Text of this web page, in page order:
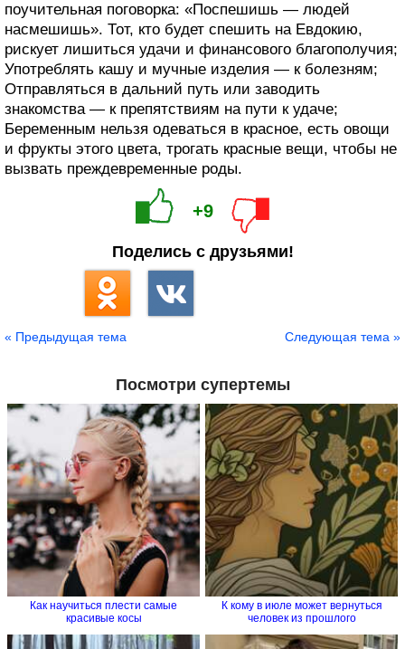
поучительная поговорка: «Поспешишь — людей
насмешишь». Тот, кто будет спешить на Евдокию,
рискует лишиться удачи и финансового благополучия;
Употреблять кашу и мучные изделия — к болезням;
Отправляться в дальний путь или заводить
знакомства — к препятствиям на пути к удаче;
Беременным нельзя одеваться в красное, есть овощи
и фрукты этого цвета, трогать красные вещи, чтобы не
вызвать преждевременные роды.
+9
Поделись с друзьями!
« Предыдущая тема Следующая тема »
Посмотри супертемы
Как научиться плести самые
красивые косы
К кому в июле может вернуться
человек из прошлого